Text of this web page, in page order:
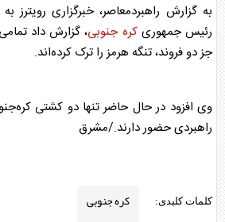
به گزارش راهبردمعاصر، خبرگزاری رویترز
رئیس‌ جمهوریکره جنوبی، گزارش داد
جز دو فروند، تنگه هرمز را ترک کرده‌اند.
وی افزود در حال حاضر تنها دو کشتی
راهبردی حضور دارند./مشرق
کلمات کلیدی: کره جنوبی